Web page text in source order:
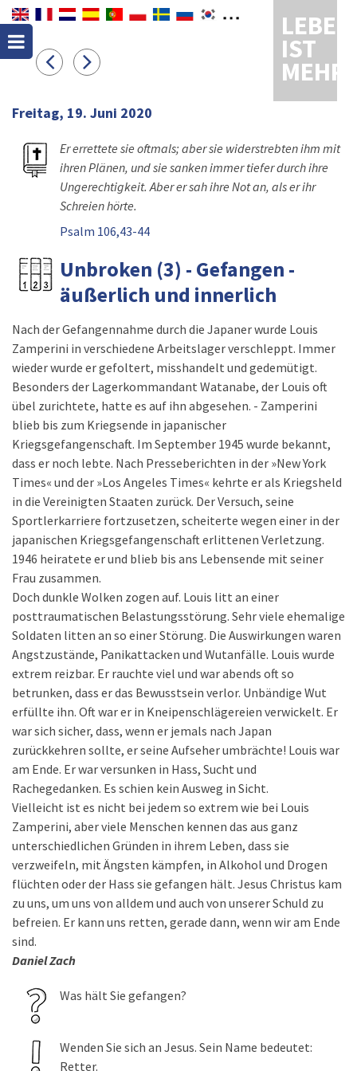
LEBEN
IST
MEHR
Freitag, 19. Juni 2020
Er errettete sie oftmals; aber sie widerstrebten ihm mit
ihren Plänen, und sie sanken immer tiefer durch ihre
Ungerechtigkeit. Aber er sah ihre Not an, als er ihr
Schreien hörte.
Psalm 106,43-44
Unbroken (3) - Gefangen -
äußerlich und innerlich
Nach der Gefangennahme durch die Japaner wurde Louis
Zamperini in verschiedene Arbeitslager verschleppt. Immer
wieder wurde er gefoltert, misshandelt und gedemütigt.
Besonders der Lagerkommandant Watanabe, der Louis oft
übel zurichtete, hatte es auf ihn abgesehen. - Zamperini
blieb bis zum Kriegsende in japanischer
Kriegsgefangenschaft. Im September 1945 wurde bekannt,
dass er noch lebte. Nach Presseberichten in der »New York
Times« und der »Los Angeles Times« kehrte er als Kriegsheld
in die Vereinigten Staaten zurück. Der Versuch, seine
Sportlerkarriere fortzusetzen, scheiterte wegen einer in der
japanischen Kriegsgefangenschaft erlittenen Verletzung.
1946 heiratete er und blieb bis ans Lebensende mit seiner
Frau zusammen.
Doch dunkle Wolken zogen auf. Louis litt an einer
posttraumatischen Belastungsstörung. Sehr viele ehemalige
Soldaten litten an so einer Störung. Die Auswirkungen waren
Angstzustände, Panikattacken und Wutanfälle. Louis wurde
extrem reizbar. Er rauchte viel und war abends oft so
betrunken, dass er das Bewusstsein verlor. Unbändige Wut
erfüllte ihn. Oft war er in Kneipenschlägereien verwickelt. Er
war sich sicher, dass, wenn er jemals nach Japan
zurückkehren sollte, er seine Aufseher umbrächte! Louis war
am Ende. Er war versunken in Hass, Sucht und
Rachegedanken. Es schien kein Ausweg in Sicht.
Vielleicht ist es nicht bei jedem so extrem wie bei Louis
Zamperini, aber viele Menschen kennen das aus ganz
unterschiedlichen Gründen in ihrem Leben, dass sie
verzweifeln, mit Ängsten kämpfen, in Alkohol und Drogen
flüchten oder der Hass sie gefangen hält. Jesus Christus kam
zu uns, um uns von alldem und auch von unserer Schuld zu
befreien. Er kann uns retten, gerade dann, wenn wir am Ende
sind.
Daniel Zach
Was hält Sie gefangen?
Wenden Sie sich an Jesus. Sein Name bedeutet:
Retter.